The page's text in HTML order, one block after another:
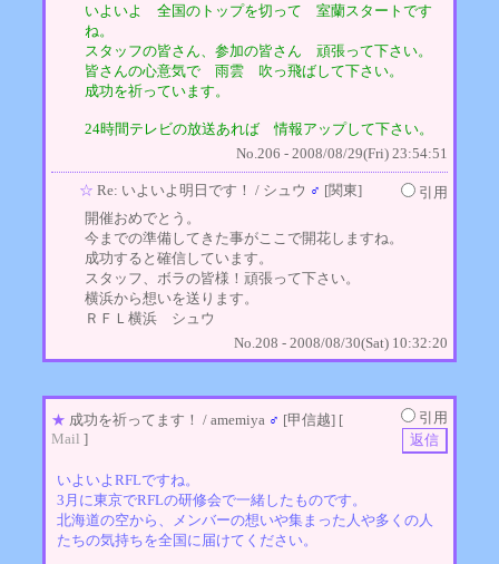
いよいよ 全国のトップを切って 室蘭スタートです
ね。
スタッフの皆さん、参加の皆さん 頑張って下さい。
皆さんの心意気で 雨雲 吹っ飛ばして下さい。
成功を祈っています。
24時間テレビの放送あれば 情報アップして下さい。
No.206 - 2008/08/29(Fri) 23:54:51
☆ Re: いよいよ明日です！ / シュウ ♂ [関東]
引用
開催おめでとう。
今までの準備してきた事がここで開花しますね。
成功すると確信しています。
スタッフ、ボラの皆様！頑張って下さい。
横浜から想いを送ります。
ＲＦＬ横浜 シュウ
No.208 - 2008/08/30(Sat) 10:32:20
★ 成功を祈ってます！ / amemiya ♂ [甲信越] [
Mail ]
引用
いよいよRFLですね。
3月に東京でRFLの研修会で一緒したものです。
北海道の空から、メンバーの想いや集まった人や多くの人
たちの気持ちを全国に届けてください。